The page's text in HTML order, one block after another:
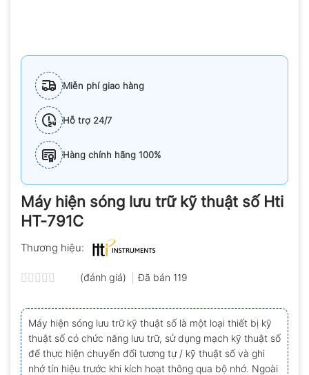
Miễn phí giao hàng
Hỗ trợ 24/7
Hàng chính hãng 100%
Máy hiện sóng lưu trữ kỹ thuật số Hti
HT-791C
Thương hiệu:
xếp
hạng
0.0
5
sao
(đánh giá) Đã bán 119
Máy hiện sóng lưu trữ kỹ thuật số là một loại thiết bị kỹ
thuật số có chức năng lưu trữ, sử dụng mạch kỹ thuật số
để thực hiện chuyển đổi tương tự / kỹ thuật số và ghi
nhớ tín hiệu trước khi kích hoạt thông qua bộ nhớ. Ngoài